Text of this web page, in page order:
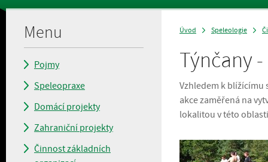
Menu
Pojmy
Speleopraxe
Domácí projekty
Zahraniční projekty
Činnost základních
Úvod Speleologie
Týnčany -
Vzhledem k blížícímu
akce zaměřená na
lokalitou v této